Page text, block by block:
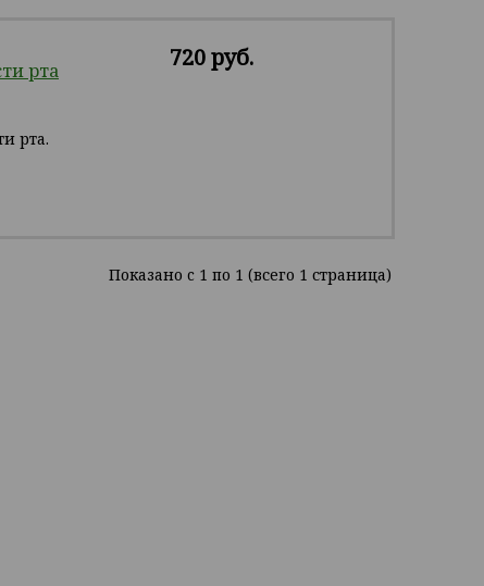
рта
рта.
720 руб.
Показано c 1 по 1 (всего 1 страница)